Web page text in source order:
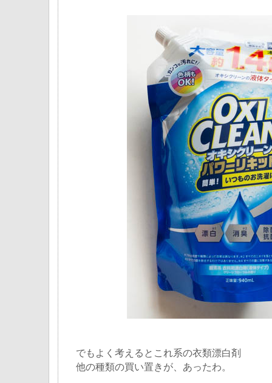
でもよく考えるとこれ系の衣類漂白剤
他の種類の買い置きが、あったわ。